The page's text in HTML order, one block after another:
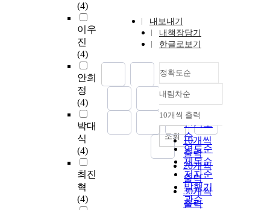
(4)
이우
진
(4)
안희
정
(4)
박대
식
(4)
최진
혁
(4)
내보내기
내책장담기
한글로보기
정확도순
정확도
순
인기도
순
연도순
제목순
저자순
발행기
관순
내림차순
내림차순
10개씩 출력
10개씩
출력
20개씩
출력
30개씩
출력
조회